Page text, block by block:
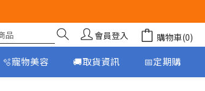
會員登入 購物車(0)
🫧寵物美容 🚚取貨資訊 📅定期購